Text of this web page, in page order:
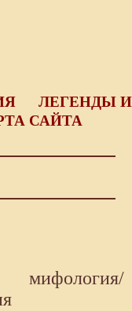
ЛЕГЕНДЫ И
САЙТА
мифология/